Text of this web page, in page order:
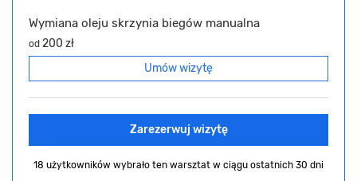
Wymiana oleju skrzynia biegów manualna
od 200 zł
Umów wizytę
Zarezerwuj wizytę
18 użytkowników wybrało ten warsztat w ciągu ostatnich 30 dni